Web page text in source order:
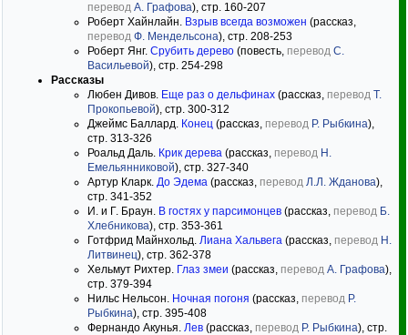
перевод А. Графова), стр. 160-207
Роберт Хайнлайн. Взрыв всегда возможен (рассказ,
перевод Ф. Мендельсона), стр. 208-253
Роберт Янг. Срубить дерево (повесть, перевод С.
Васильевой), стр. 254-298
Рассказы
Любен Дивов. Еще раз о дельфинах (рассказ, перевод Т.
Прокопьевой), стр. 300-312
Джеймс Баллард. Конец (рассказ, перевод Р. Рыбкина),
стр. 313-326
Роальд Даль. Крик дерева (рассказ, перевод Н.
Емельянниковой), стр. 327-340
Артур Кларк. До Эдема (рассказ, перевод Л.Л. Жданова),
стр. 341-352
И. и Г. Браун. В гостях у парсимонцев (рассказ, перевод Б.
Хлебникова), стр. 353-361
Готфрид Майнхольд. Лиана Хальвега (рассказ, перевод Н.
Литвинец), стр. 362-378
Хельмут Рихтер. Глаз змеи (рассказ, перевод А. Графова),
стр. 379-394
Нильс Нельсон. Ночная погоня (рассказ, перевод Р.
Рыбкина), стр. 395-408
Фернандо Акунья. Лев (рассказ, перевод Р. Рыбкина), стр.